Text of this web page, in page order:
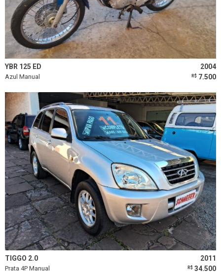
YBR 125 ED 2004
Azul Manual R$ 7.500
TIGGO 2.0 2011
Prata 4P Manual R$ 34.500